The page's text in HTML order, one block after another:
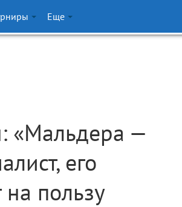
Еще
«Мальдера —
его
пользу